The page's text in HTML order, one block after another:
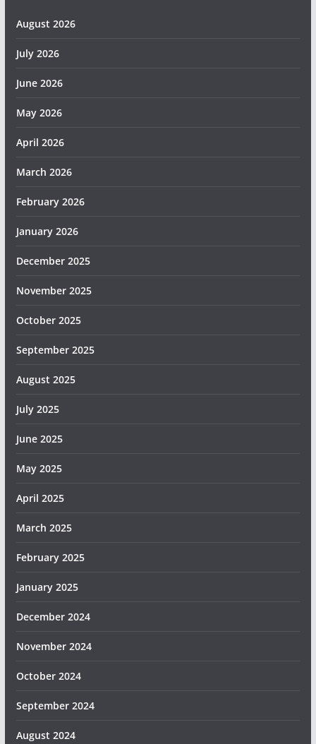
August 2026
July 2026
June 2026
May 2026
April 2026
March 2026
February 2026
January 2026
December 2025
November 2025
October 2025
September 2025
August 2025
July 2025
June 2025
May 2025
April 2025
March 2025
February 2025
January 2025
December 2024
November 2024
October 2024
September 2024
August 2024